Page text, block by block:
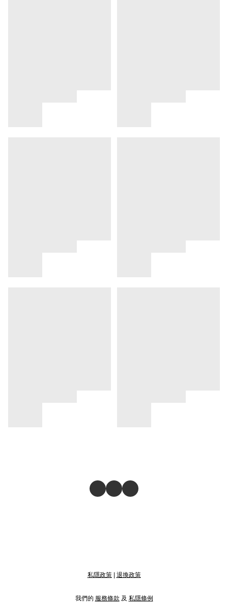
私隱政策| 退換政策
我們的 服務條款 及 私隱條例